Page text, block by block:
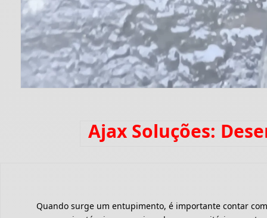
Ajax Soluções:
Quando surge um entupimento, é importante contar